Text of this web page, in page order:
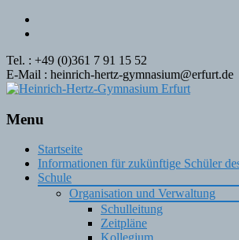
Tel. : +49 (0)361 7 91 15 52
E-Mail : heinrich-hertz-gymnasium@erfurt.de
Menu
Skip
content
Startseite
Informationen für zukünftige Schüler
Schule
Organisation und Verwaltung
Schulleitung
Zeitpläne